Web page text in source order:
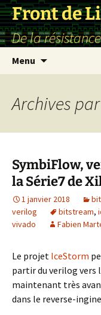
Front de
De la
Menu
Archives
SymbiFlow,
la Série7 de
1 janvier 2018
verilog
bitstream,
vivado
Fabien
Le projet IceStorm
partir du verilog vers
maintenant très
dans le reverse-